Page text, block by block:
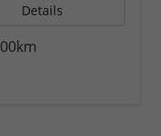
Details